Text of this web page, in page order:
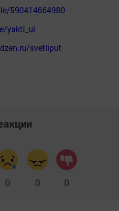
590414664980
yakti_ul
svetliput
0 0 0